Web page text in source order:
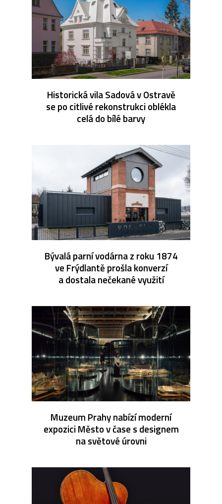
Historická vila Sadová v Ostravě
se po citlivé rekonstrukci oblékla
celá do bílé barvy
Bývalá parní vodárna z roku 1874
ve Frýdlantě prošla konverzí
a dostala nečekané využití
Muzeum Prahy nabízí moderní
expozici Město v čase s designem
na světové úrovni